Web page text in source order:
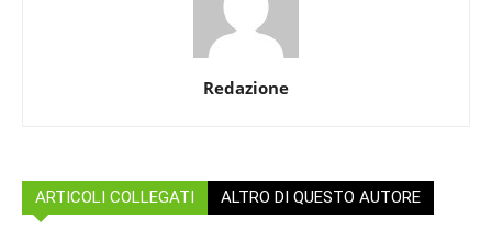
Redazione
ARTICOLI COLLEGATI ALTRO DI QUESTO AUTORE